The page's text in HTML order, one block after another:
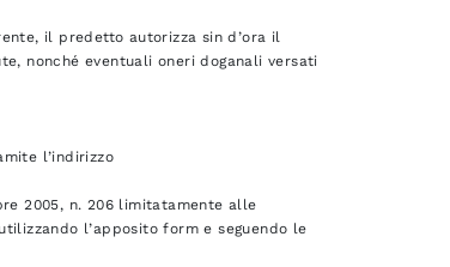
il predetto autorizza sin d’ora il
nonché eventuali oneri doganali versati
l’indirizzo
2005, n. 206 limitatamente alle
l’apposito form e seguendo le